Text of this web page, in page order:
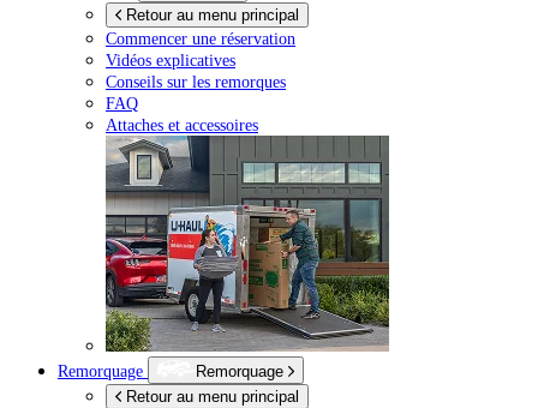
Retour au menu principal
Commencer une réservation
Vidéos explicatives
Conseils sur les remorques
FAQ
Attaches et accessoires
Remorquage
Remorquage
Retour au menu principal